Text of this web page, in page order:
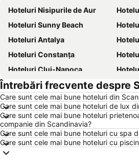
Hoteluri Nisipurile de Aur
Hoteluri Sunny Beach
Hoteluri Antalya
Hoteluri Constanța
Hoteluri Cluj-Napoca
Hoteluri Benidorm
Hoteluri Durrës
Hoteluri Atena
Hoteluri Nisa
Hoteluri Paris
Întrebări frecvente despre
Care sunt cele mai bune hoteluri din
Care sunt cele mai bune hoteluri de lux
Care sunt cele mai bune hoteluri
companie din Scandinavia?
Care sunt cele mai bune hoteluri cu spa
Care sunt cele mai bune hoteluri cu